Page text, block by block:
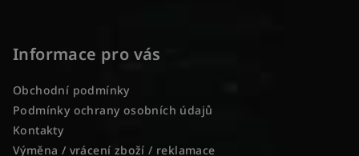
Informace pro vás
Obchodní podmínky
Podmínky ochrany osobních údajů
Kontakty
Výměna / vrácení zboží / reklamace